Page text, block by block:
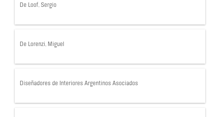
De Loof, Sergio
De Lorenzi, Miguel
Diseñadores de Interiores Argentinos Asociados